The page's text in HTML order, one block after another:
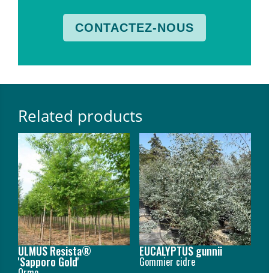
CONTACTEZ-NOUS
Related products
ULMUS Resista®
'Sapporo Gold'
EUCALYPTUS gunnii
Gommier cidre